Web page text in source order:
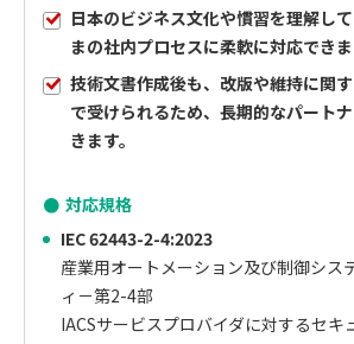
日本のビジネス文化や慣習を理解し
まの社内プロセスに柔軟に対応できま
技術文書作成後も、改版や維持に関
で受けられるため、長期的なパート
きます。
対応規格
IEC 62443-2-4:2023
産業用オートメーション及び制御シス
ィ－第2-4部
IACSサービスプロバイダに対するセキ